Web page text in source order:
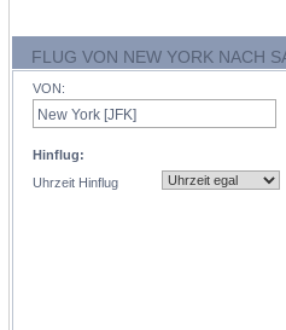
FLUG VON NEW YORK NACH
VON:
Hinflug:
Uhrzeit Hinflug